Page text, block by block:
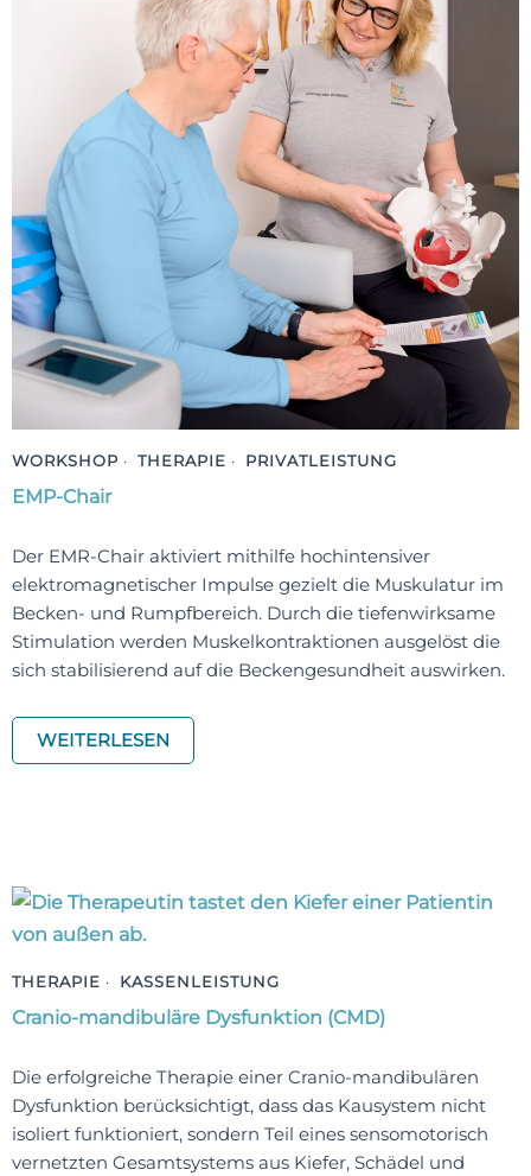
WORKSHOP · THERAPIE · PRIVATLEISTUNG
EMP-Chair
Der EMR-Chair aktiviert mithilfe hochintensiver
elektromagnetischer Impulse gezielt die Muskulatur im
Becken- und Rumpfbereich. Durch die tiefenwirksame
Stimulation werden Muskelkontraktionen ausgelöst die
sich stabilisierend auf die Beckengesundheit auswirken.
WEITERLESEN
THERAPIE · KASSENLEISTUNG
Cranio-mandibuläre Dysfunktion (CMD)
Die erfolgreiche Therapie einer Cranio-mandibulären
Dysfunktion berücksichtigt, dass das Kausystem nicht
isoliert funktioniert, sondern Teil eines sensomotorisch
vernetzten Gesamtsystems aus Kiefer, Schädel und